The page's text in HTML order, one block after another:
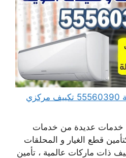
فني تكييف وتبريد الرميثية 55560390 تكييف مركزي
خدمات عديدة من خدمات
قطع الغيار و المحلقات
ذات ماركات عالمية ، تأمين